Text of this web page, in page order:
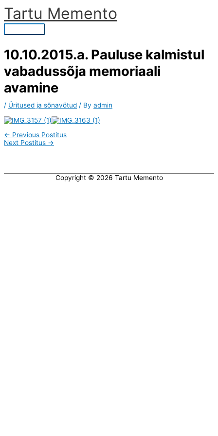
Skip
content
Tartu Memento
Main
10.10.2015.a. Pauluse kalmistul
vabadussõja memoriaali
avamine
/ Üritused ja sõnavõtud / By admin
← Previous Postitus
Next Postitus →
Copyright © 2026 Tartu Memento